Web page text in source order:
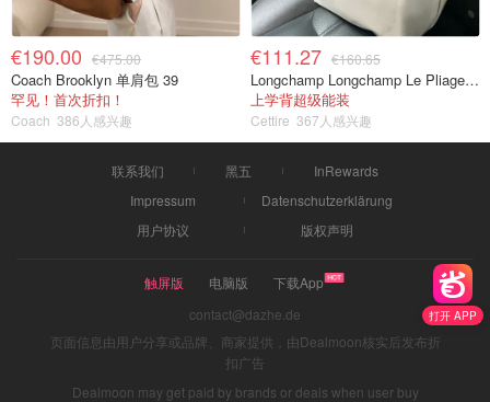
打开 APP
€190.00 €475.00
Coach Brooklyn 单肩包 39
罕见！首次折扣！
Coach 386人感兴趣
€111.27 €160.65
Longchamp Longchamp Le Pliage 大号手提包
上学背超级能装
Cettire 367人感兴趣
联系我们 黑五
InRewards
Impressum
Datenschutzerklärung
用户协议
版权声明
触屏版 电脑版
下载App
contact@dazhe.de
页面信息由用户分享或品牌、商家提供，由Dealmoon核实后发布折
扣广告
Dealmoon may get paid by brands or deals when user buy